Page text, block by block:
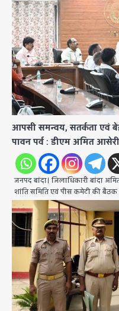
आपसी समन्वय, सतर्कता एवं
पावन पर्व : डीएम अमित आसेरी
जनपद बांदा। जिलाधिकारी बांदा
शांति समिति एवं पीस कमेटी की